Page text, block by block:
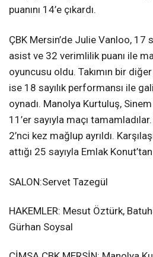
puanını 14’e çıkardı.
ÇBK Mersin’de Julie Vanloo, 17
asist ve 32 verimlilik puanı ile
oyuncusu oldu. Takımın bir diğer
ise 18 sayılık performansı ile
oynadı. Manolya Kurtuluş,
11’er sayıyla maçı
2’nci kez mağlup ayrıldı.
attığı 25 sayıyla Emlak
SALON:Servet Tazegül
HAKEMLER: Mesut Öztürk,
Gürhan Soysal